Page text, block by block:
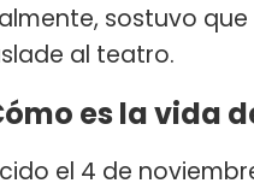
sostuvo
al teatro.
es la vida
el 4 de